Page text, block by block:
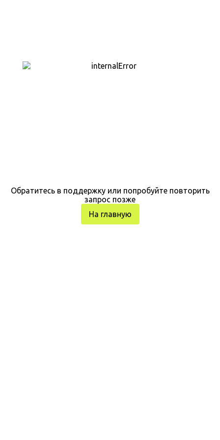
Обратитесь в поддержку или попробуйте повторить
запрос позже
На главную